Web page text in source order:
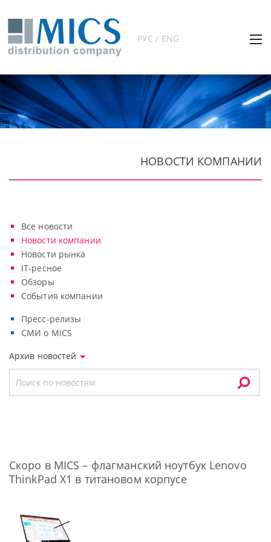
РУС / ENG
НОВОСТИ КОМПАНИИ
Все новости
Новости компании
Новости рынка
IT-ресное
Обзоры
События компании
Пресс-релизы
СМИ о MICS
Архив новостей
Скоро в MICS – флагманский ноутбук Lenovo
ThinkPad X1 в титановом корпусе